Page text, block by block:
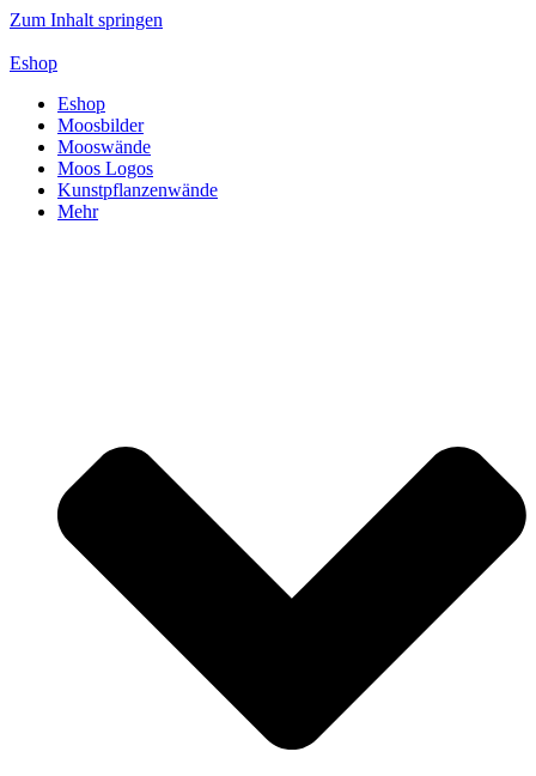
Zum Inhalt springen
Eshop
Eshop
Moosbilder
Mooswände
Moos Logos
Kunstpflanzenwände
Mehr